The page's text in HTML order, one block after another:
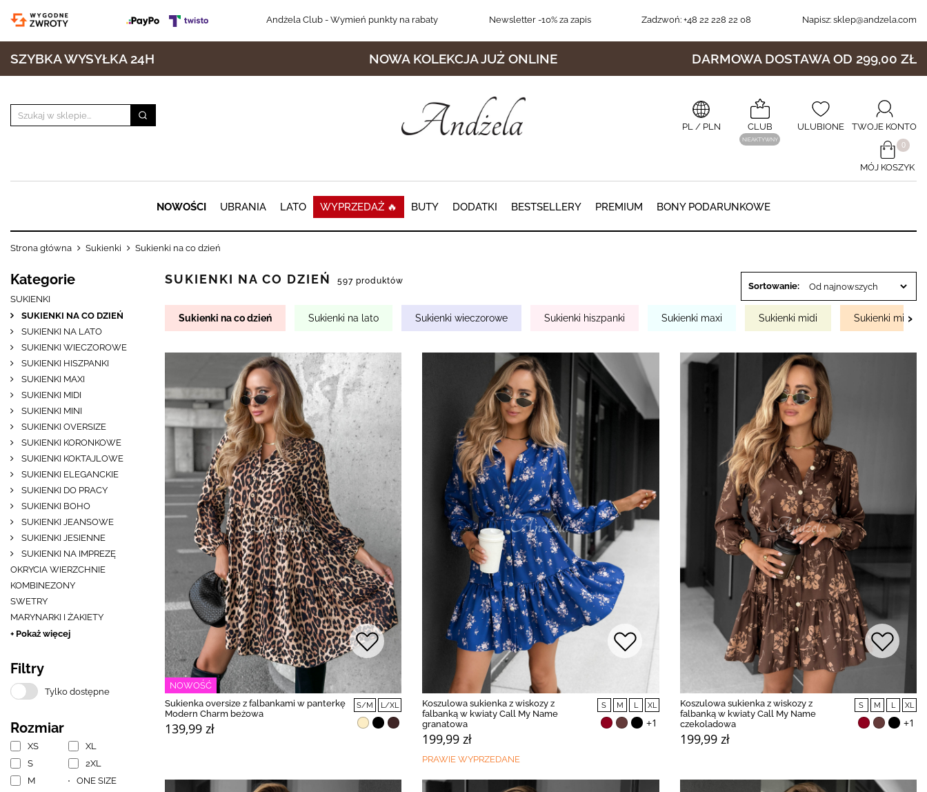
Andżela Club- Wymień punkty na rabaty Newsletter-10% za zapis Zadzwoń: +48 22 228 22 08 Napisz: sklep@andzela.com
SZYBKA WYSYŁKA 24H NOWA KOLEKCJA JUŻ ONLINE DARMOWA DOSTAWA OD 299,00 ZŁ
PL/ PLN CLUB
NIEAKTYWNY
ULUBIONE TWOJE KONTO
​0
MÓJ KOSZYK
NOWOŚCI UBRANIA LATO WYPRZEDAŻ 🔥 BUTY DODATKI BESTSELLERY PREMIUM BONY PODARUNKOWE
Strona główna Sukienki Sukienki na co dzień
Kategorie
SUKIENKI
SUKIENKI NA CO DZIEŃ
SUKIENKI NA LATO
SUKIENKI WIECZOROWE
SUKIENKI HISZPANKI
SUKIENKI MAXI
SUKIENKI MIDI
SUKIENKI MINI
SUKIENKI OVERSIZE
SUKIENKI KORONKOWE
SUKIENKI KOKTAJLOWE
SUKIENKI ELEGANCKIE
SUKIENKI DO PRACY
SUKIENKI BOHO
SUKIENKI JEANSOWE
SUKIENKI JESIENNE
SUKIENKI NA IMPREZĘ
OKRYCIA WIERZCHNIE
KOMBINEZONY
SWETRY
MARYNARKI I ŻAKIETY
+ Pokaż więcej
Filtry
Tylko dostępne
Rozmiar
XS
S
M
XL
2XL
ONE SIZE
SUKIENKI NA CO DZIEŃ 597 produktów
Sukienki na co dzień Sukienki na lato Sukienki wieczorowe Sukienki hiszpanki Sukienki maxi Sukienki midi Sukienki mini
›
Sortowanie:
NOWOŚĆ
Sukienka oversize z falbankami w panterkę
Modern Charm beżowa
139,99 zł
S/M L/XL
Koszulowa sukienka z wiskozy z
falbanką w kwiaty Call My Name
granatowa
199,99 zł
S M L XL
+1
PRAWIE WYPRZEDANE
Koszulowa sukienka z wiskozy z
falbanką w kwiaty Call My Name
czekoladowa
199,99 zł
S M L XL
+1